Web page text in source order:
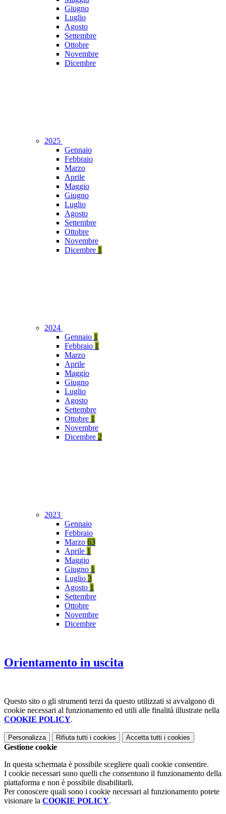
Giugno
Luglio
Agosto
Settembre
Ottobre
Novembre
Dicembre
2025
Gennaio
Febbraio
Marzo
Aprile
Maggio
Giugno
Luglio
Agosto
Settembre
Ottobre
Novembre
Dicembre 1
2024
Gennaio 1
Febbraio 1
Marzo
Aprile
Maggio
Giugno
Luglio
Agosto
Settembre
Ottobre 1
Novembre
Dicembre 2
2023
Gennaio
Febbraio
Marzo 63
Aprile 1
Maggio
Giugno 1
Luglio 3
Agosto 1
Settembre
Ottobre
Novembre
Dicembre
Orientamento in uscita
Questo sito o gli strumenti terzi da questo utilizzati si avvalgono di
cookie necessari al funzionamento ed utili alle finalità illustrate nella
COOKIE POLICY.
Personalizza Rifiuta tutti i cookies Accetta tutti i cookies
Gestione cookie
In questa schermata è possibile scegliere quali cookie consentire.
I cookie necessari sono quelli che consentono il funzionamento della
piattaforma e non è possibile disabilitarli.
Per conoscere quali sono i cookie necessari al funzionamento potete
visionare la COOKIE POLICY.